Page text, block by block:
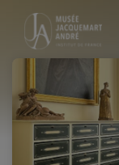
Skip header